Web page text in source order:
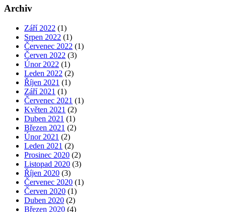
Archiv
Září 2022 (1)
Srpen 2022 (1)
Červenec 2022 (1)
Červen 2022 (3)
Únor 2022 (1)
Leden 2022 (2)
Říjen 2021 (1)
Září 2021 (1)
Červenec 2021 (1)
Květen 2021 (2)
Duben 2021 (1)
Březen 2021 (2)
Únor 2021 (2)
Leden 2021 (2)
Prosinec 2020 (2)
Listopad 2020 (3)
Říjen 2020 (3)
Červenec 2020 (1)
Červen 2020 (1)
Duben 2020 (2)
Březen 2020 (4)